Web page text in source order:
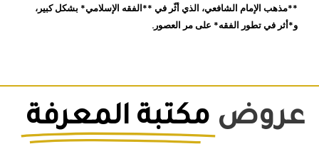
**مذهب الإمام الشافعي، الذي أثّر في **الفقه الإسلامي* بشكل كبير،
و*أثر في تطور الفقه* على مر العصور.
عروض مكتبة المعرفة